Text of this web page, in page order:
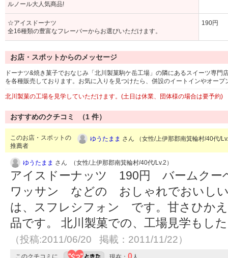
ルノール大人気商品!
☆アイスドーナツ
全16種類の豊富なフレーバーからお選びいただけます。
190円
お店・スポットからのメッセージ
ドーナツ&焼き菓子でおなじみ「北川製菓駒ケ岳工場」の隣にあるスイーツ専
を各種販売しております。お気に入りを見つけたら、併設のイートインやオープ
北川製菓の工場を見学していただけます。(土日は休業、団体様の場合は要予約)
おすすめのクチコミ （1 件）
このお店・スポットの
推薦者
ゆうたまま さん （女性/上伊那郡南箕輪村/40代/
ゆうたまま さん （女性/上伊那郡南箕輪村/40代/Lv.2）
アイスドーナッツ 190円 バームク
ワッサン などの おしゃれでおいし
は、スフレシフォン です。甘さひか
品です。 北川製菓での、工場見学もし
（投稿:2011/06/20 掲載：2011/11/22）
このクチコミに 0